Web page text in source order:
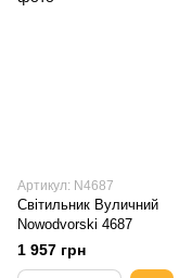
Артикул: N4687
Світильник Вуличний
Nowodvorski 4687
1 957 грн